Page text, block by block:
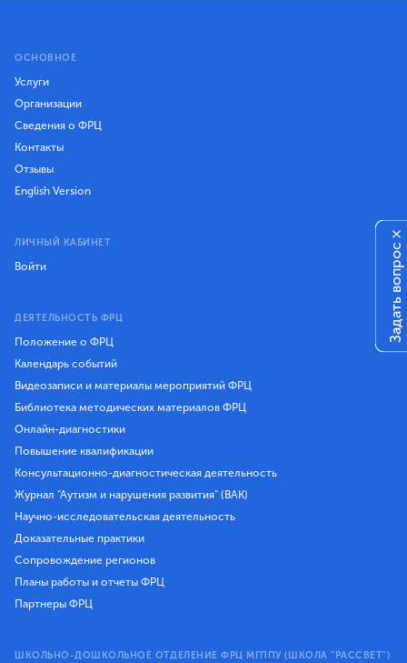
ОСНОВНОЕ
Услуги
Организации
Сведения о ФРЦ
Контакты
Отзывы
English Version
ЛИЧНЫЙ КАБИНЕТ
Войти
ДЕЯТЕЛЬНОСТЬ ФРЦ
Положение о ФРЦ
Календарь событий
Видеозаписи и материалы мероприятий ФРЦ
Библиотека методических материалов ФРЦ
Онлайн-диагностики
Повышение квалификации
Консультационно-диагностическая деятельность
Журнал "Аутизм и нарушения развития" (ВАК)
Научно-исследовательская деятельность
Доказательные практики
Сопровождение регионов
Планы работы и отчеты ФРЦ
Партнеры ФРЦ
ШКОЛЬНО-ДОШКОЛЬНОЕ ОТДЕЛЕНИЕ ФРЦ МГППУ (ШКОЛА "РАССВЕТ")
Задать вопрос
×